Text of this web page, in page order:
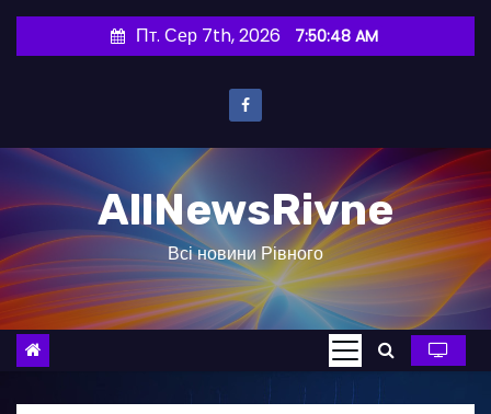
и
о
в
Пт. Сер 7th, 2026 7:50:49 AM
AllNewsRivne
Всі новини Рівного